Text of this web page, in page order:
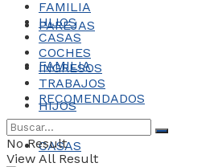
PAREJAS
FAMILIA
HIJOS
CASAS
FAMILIA
HIJOS
CASAS
COCHES
INGRESOS
TRABAJOS
RECOMENDADOS
No Result
View All Result